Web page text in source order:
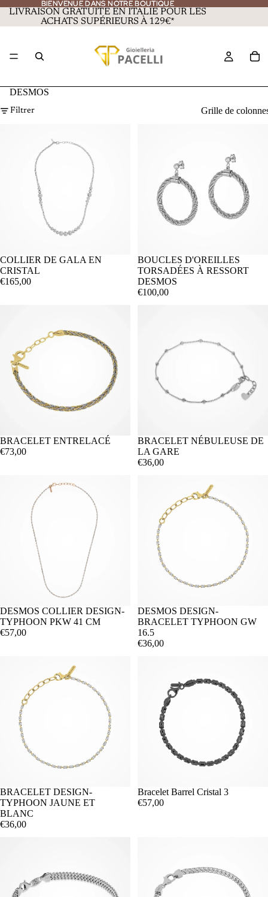
BIENVENUE DANS NOTRE BOUTIQUE
BIENVENUE DANS NOTRE BOUTIQUE
LIVRAISON GRATUITE EN ITALIE POUR LES
ACHATS SUPÉRIEURS À 129€*
DESMOS
Filtrer Grille de
COLLIER DE GALA EN
CRISTAL
€165,00
BOUCLES D'OREILLES
TORSADÉES À RESSORT
DESMOS
€100,00
BRACELET ENTRELACÉ
€73,00
BRACELET NÉBULEUSE DE
LA GARE
€36,00
DESMOS COLLIER DESIGN-
TYPHOON PKW 41 CM
€57,00
DESMOS DESIGN-
BRACELET TYPHOON GW
16.5
€36,00
BRACELET DESIGN-
TYPHOON JAUNE ET
BLANC
€36,00
Bracelet Barrel Cristal 3
€57,00